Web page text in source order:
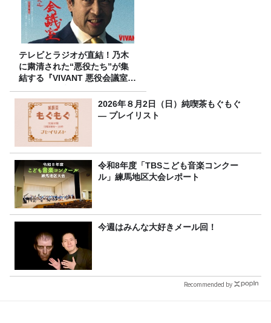
テレビとラジオが直結！乃木
に粛清された“悪役たち”が集
結する『VIVANT 悪役会議室』
7/26(日)23時スタート！
2026年８月2日（日）純喫茶もぐもぐ
― プレイリスト
令和8年度「TBSこども音楽コンクー
ル」練馬地区大会レポート
今週はみんな大好きメール回！
Recommended by